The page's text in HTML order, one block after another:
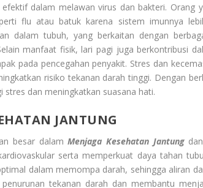
dalam melawan virus dan bakteri. Orang
flu atau batuk karena sistem imunnya
dalam tubuh, yang berkaitan dengan
manfaat fisik, lari pagi juga berkontribusi
pada pencegahan penyakit. Stres dan
risiko tekanan darah tinggi. Dengan
stres dan meningkatkan suasana hati.
JANTUNG
besar dalamMenjaga Kesehatan Jantungdan
serta memperkuat daya tahan
dalam memompa darah, sehingga aliran
tekanan darah dan membantu